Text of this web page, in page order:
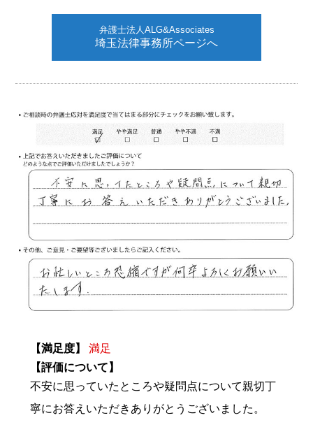
弁護士法人ALG&Associates
埼玉法律事務所ページへ
【満足度】
満足
【評価について】
不安に思っていたところや疑問点について親切丁
寧にお答えいただきありがとうございました。